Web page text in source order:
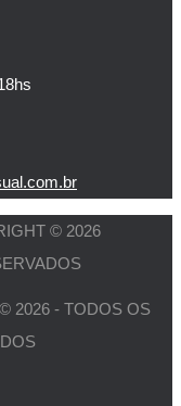
© 2026
2026 - TODOS OS